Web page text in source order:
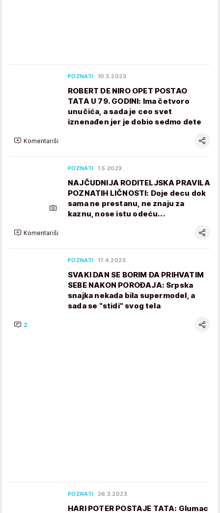
POZNATI 10.5.2023.
ROBERT DE NIRO OPET POSTAO
TATA U 79. GODINI: Ima četvoro
unučića, a sada je ceo svet
iznenađen jer je dobio sedmo dete
Komentariši
POZNATI 1.5.2023.
NAJČUDNIJA RODITELJSKA PRAVILA
POZNATIH LIČNOSTI: Doje decu dok
sama ne prestanu, ne znaju za
kaznu, nose istu odeću...
Komentariši
POZNATI 17.4.2023.
SVAKI DAN SE BORIM DA PRIHVATIM
SEBE NAKON POROĐAJA: Srpska
snajka nekada bila supermodel, a
sada se "stidi" svog tela
2
POZNATI 26.3.2023.
HARI POTER POSTAJE TATA: Glumac